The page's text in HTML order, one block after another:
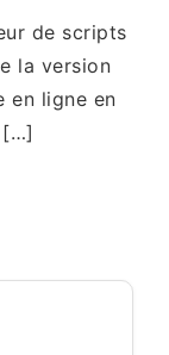
de scripts
la version
en ligne en
[…]